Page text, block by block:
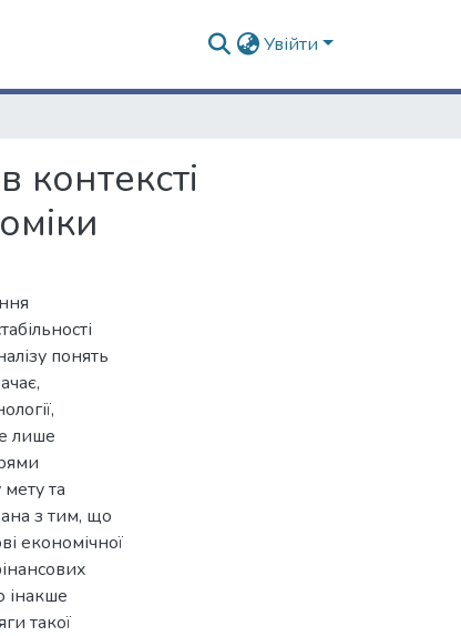
Увійти
контексті
понять
лише
та
з тим, що
економічної
інакше
такої